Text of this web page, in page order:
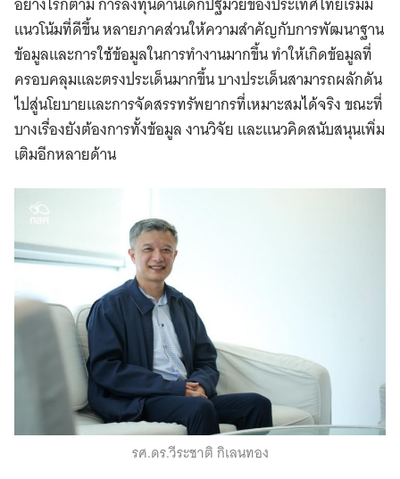
Search
แนวโน้มที่ดีขึ้น หลายภาคส่วนให้ความสำคัญกับการพัฒนาฐาน
ข้อมูลและการใช้ข้อมูลในการทำงานมากขึ้น ทำให้เกิดข้อมูลที่
ครอบคลุมและตรงประเด็นมากขึ้น บางประเด็นสามารถผลักดัน
ไปสู่นโยบายและการจัดสรรทรัพยากรที่เหมาะสมได้จริง ขณะที่
บางเรื่องยังต้องการทั้งข้อมูล งานวิจัย และแนวคิดสนับสนุนเพิ่ม
เติมอีกหลายด้าน
รศ.ดร.วีระชาติ กิเลนทอง